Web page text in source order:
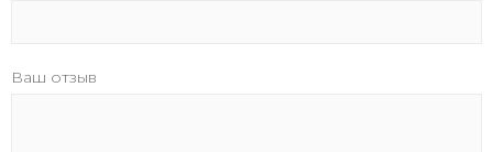
Ваш отзыв